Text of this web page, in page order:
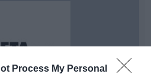
Process My Personal